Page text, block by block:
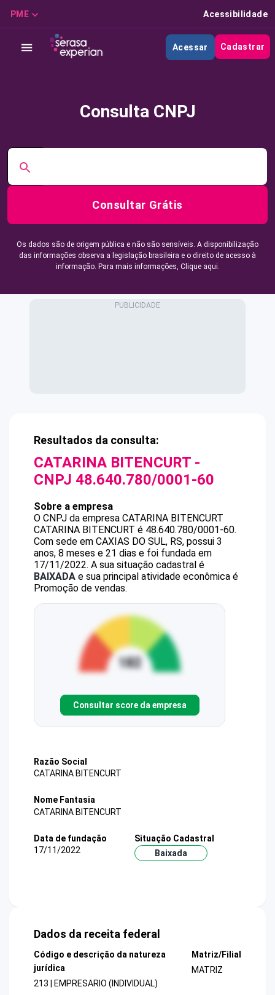
PME Acessibilidade
Acessar Cadastrar
Consulta CNPJ
Consultar Grátis
Os dados são de origem pública e não são sensíveis. A disponibilização
das informações observa a legislação brasileira e o direito de acesso à
informação. Para mais informações, Clique aqui.
Resultados da consulta:
CATARINA BITENCURT -
CNPJ 48.640.780/0001-60
Sobre a empresa
O CNPJ da empresa CATARINA BITENCURT
CATARINA BITENCURT é 48.640.780/0001-60.
Com sede em CAXIAS DO SUL, RS, possui 3
anos, 8 meses e 21 dias e foi fundada em
17/11/2022. A sua situação cadastral é
BAIXADA e sua principal atividade econômica é
Promoção de vendas.
Consultar score da empresa
Razão Social
CATARINA BITENCURT
Nome Fantasia
CATARINA BITENCURT
Data de fundação
17/11/2022
Situação Cadastral
Baixada
Dados da receita federal
Código e descrição da natureza
jurídica
213 | EMPRESARIO (INDIVIDUAL)
Matriz/Filial
MATRIZ